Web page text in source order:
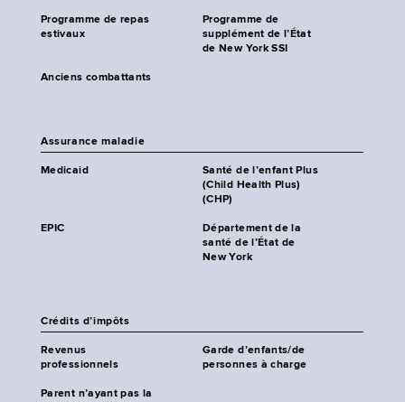
Programme de repas
estivaux
Programme de
supplément de l’État
de New York SSI
Anciens combattants
Assurance maladie
Medicaid
Santé de l’enfant Plus
(Child Health Plus)
(CHP)
EPIC
Département de la
santé de l’État de
New York
Crédits d’impôts
Revenus
professionnels
Garde d’enfants/de
personnes à charge
Parent n’ayant pas la